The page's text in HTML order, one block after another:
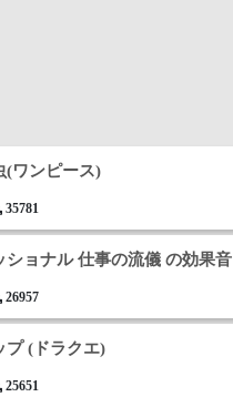
(ワンピース)
35781
ショナル 仕事の流儀 の効果音
26957
プ (ドラクエ)
25651